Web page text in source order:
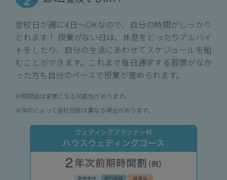
登校日が週に4日〜OKなので、自分の時間がしっかり
とれます！ 授業がない日は、休息をとったりアルバイ
トをしたり、自分の生活にあわせてスケジュールを組
むことができます。これまで毎日通学する習慣がなか
った方も自分のペースで授業が進められます。
時間割は変更になる可能性があります。
学校によって登校日数は異なる場合があります。